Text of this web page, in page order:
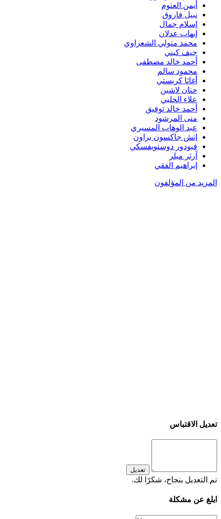
أيمن العتوم
نبيل فاروق
إسلام جمال
إيهاب عدلان
محمد متولي الشعراوي
جيف كيني
أحمد خالد مصطفى
محمود سالم
أغاثا كريستي
حنان لاشين
علاء الحلبي
أحمد خالد توفيق
منى المرشود
عبد الوهاب المسيري
إتش جاكسون براون
فيودور دوستويفسكي
آرثر ميلر
إبراهيم الفقي
المزيد من المؤلفون
تعديل الاقتباس
تعديل
تم التعديل بنجاح، شكرًا لك.
ابلغ عن مشكلة